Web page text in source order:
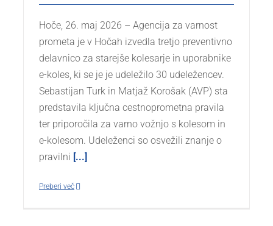
Hoče, 26. maj 2026 – Agencija za varnost
prometa je v Hočah izvedla tretjo preventivno
delavnico za starejše kolesarje in uporabnike
e-koles, ki se je je udeležilo 30 udeležencev.
Sebastijan Turk in Matjaž Korošak (AVP) sta
predstavila ključna cestnoprometna pravila
ter priporočila za varno vožnjo s kolesom in
e-kolesom. Udeleženci so osvežili znanje o
pravilni [...]
Preberi več